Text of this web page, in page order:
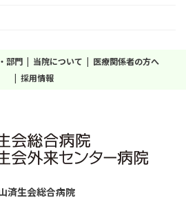
部門 当院について
医療関係者の方へ
採用情報
済生会総合病院